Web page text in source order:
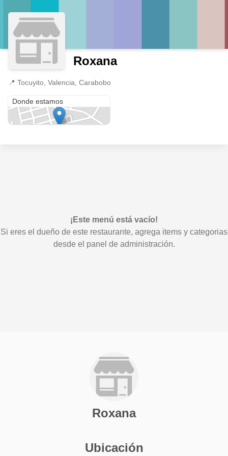
Roxana
📍 Tocuyito, Valencia, Carabobo
Donde estamos
¡Este menú está vacío!
Si eres el dueño de este restaurante, agrega items y categorias
desde el panel de administración.
Roxana
Ubicación